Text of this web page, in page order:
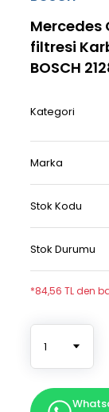
Mercedes
filtresi
BOSCH
Kategori
Marka
Stok Kodu
Stok Durumu
*84,56 TL den